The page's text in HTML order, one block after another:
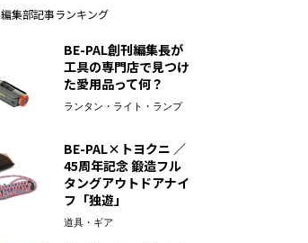
編集部記事ランキング
BE-PAL創刊編集長が
工具の専門店で見つけ
た愛用品って何？
ランタン・ライト・ランプ
BE-PAL×トヨクニ ／
45周年記念 鍛造フル
タングアウトドアナイ
フ「独遊」
道具・ギア